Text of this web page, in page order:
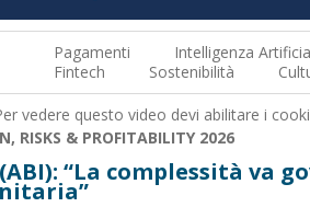
Pagamenti Intelligenza
Fintech
Sostenibilità
vedere questo video devi abilitare i
RISKS & PROFITABILITY 2026
“La complessità va